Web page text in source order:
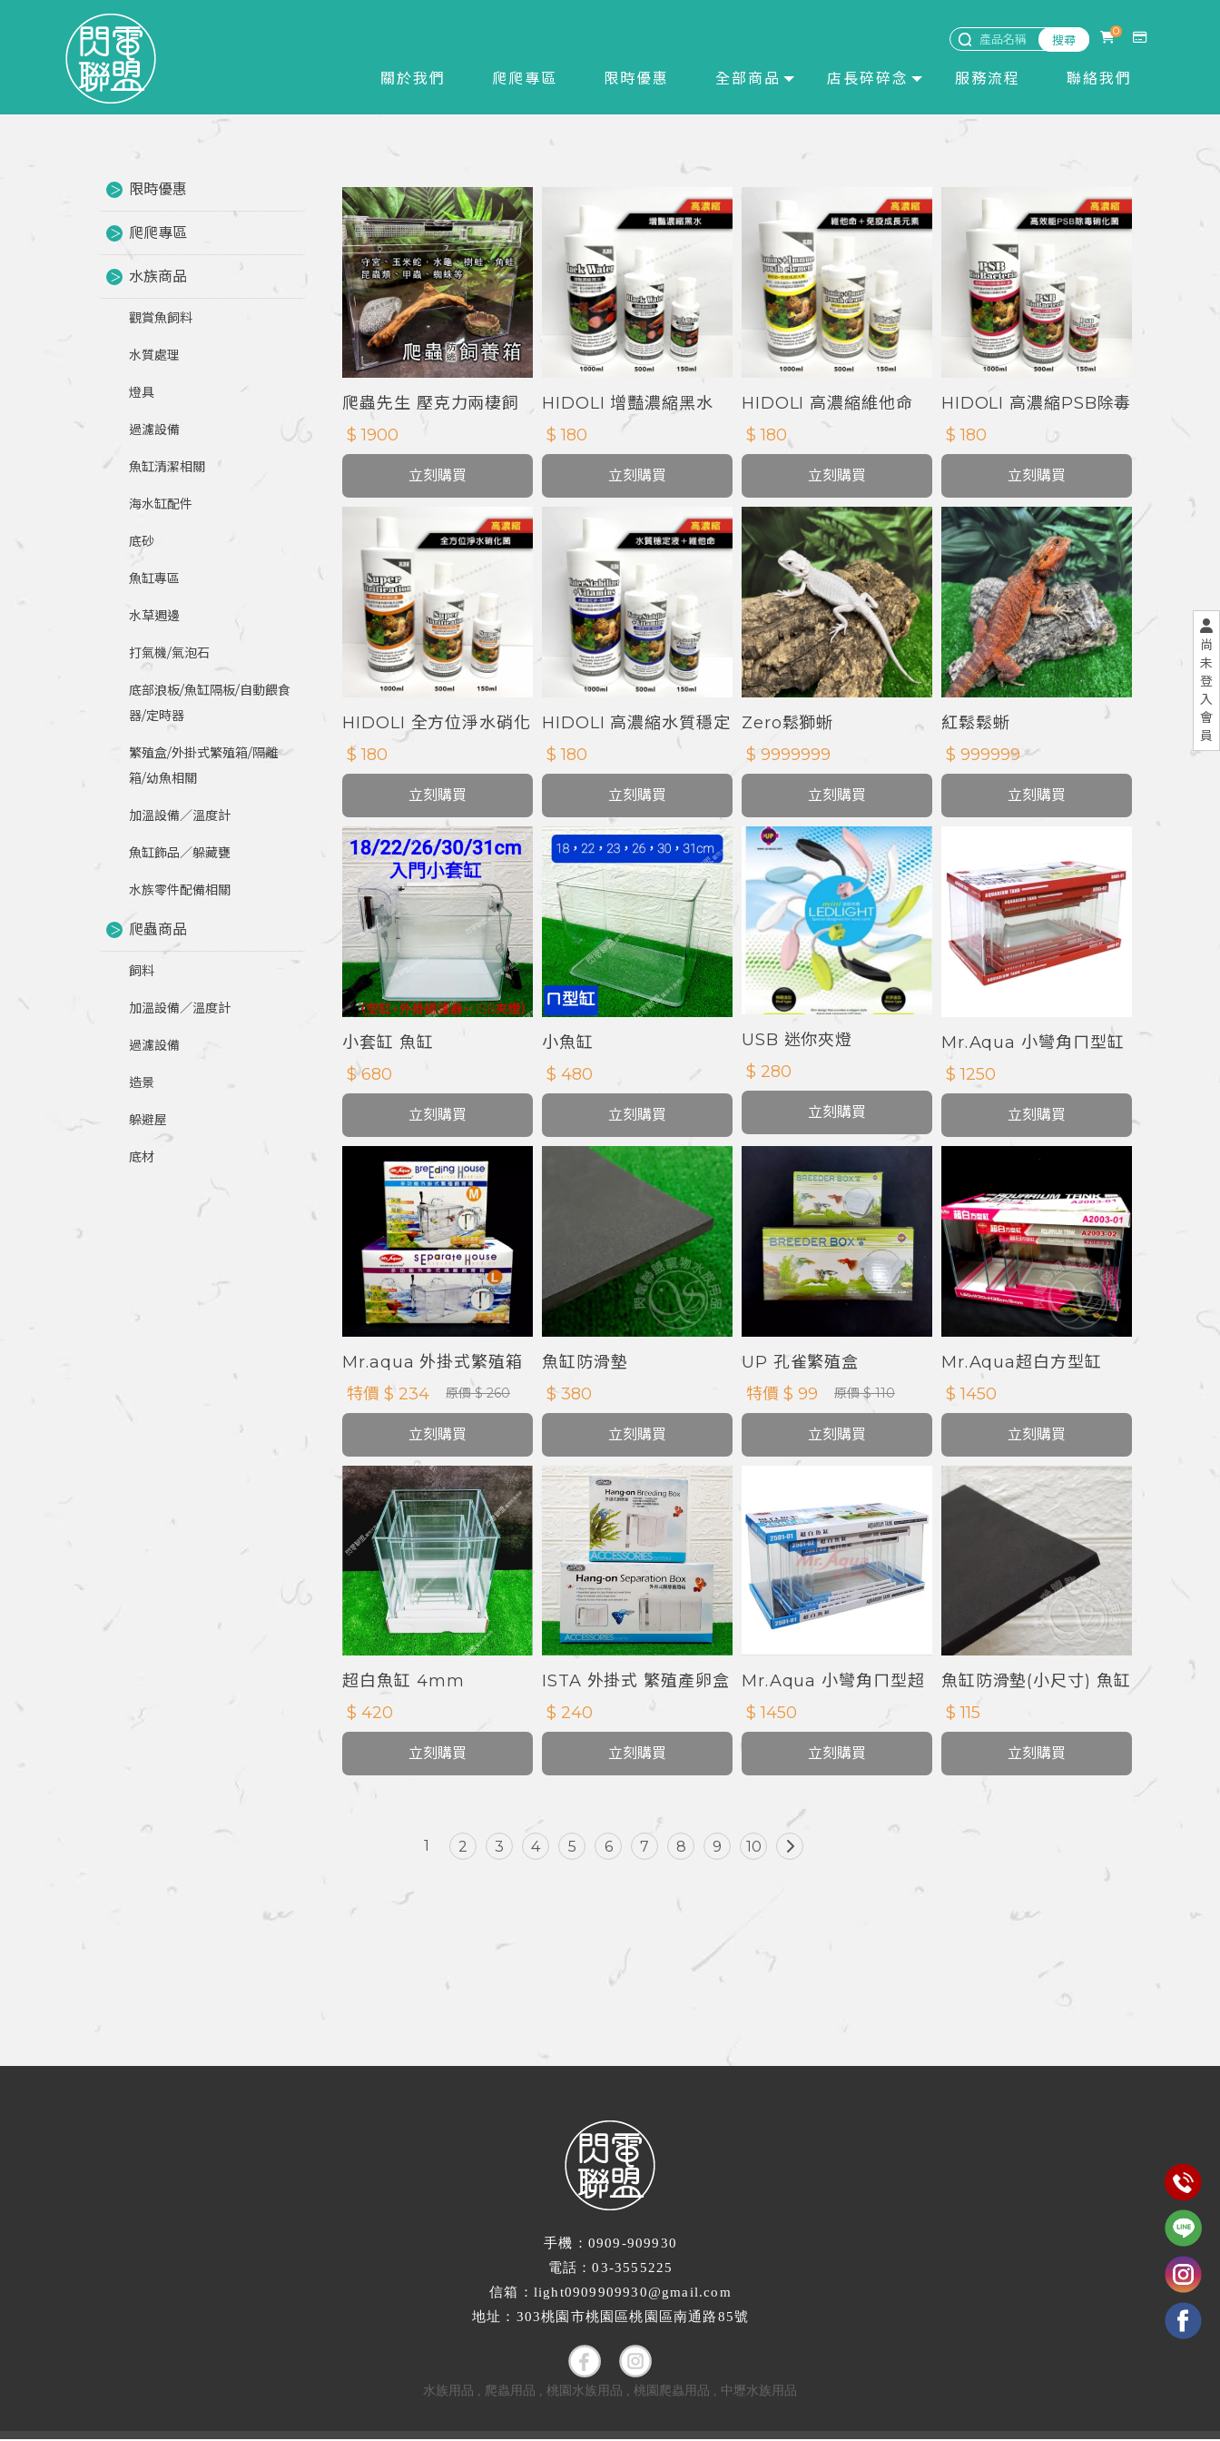
尚
未
登
入
會
員
0
關於我們 爬爬專區 限時優惠 全部商品 店長碎碎念 服務流程 聯絡我們
限時優惠
爬爬專區
水族商品
觀賞魚飼料
水質處理
燈具
過濾設備
魚缸清潔相關
海水缸配件
底砂
魚缸專區
水草週邊
打氣機/氣泡石
底部浪板/魚缸隔板/自動餵食
器/定時器
繁殖盒/外掛式繁殖箱/隔離
箱/幼魚相關
加溫設備／溫度計
魚缸飾品／躲藏甕
水族零件配備相關
爬蟲商品
飼料
加溫設備／溫度計
過濾設備
造景
躲避屋
底材
爬蟲先生 壓克力兩棲飼
養箱 爬蟲箱
$ 1900
立刻購買
HIDOLI 增豔濃縮黑水
$ 180
立刻購買
HIDOLI 高濃縮維他命
+免疫成長元素
$ 180
立刻購買
HIDOLI 高濃縮PSB除毒
硝化菌
$ 180
立刻購買
HIDOLI 全方位淨水硝化
菌
$ 180
立刻購買
HIDOLI 高濃縮水質穩定
液
$ 180
立刻購買
Zero鬆獅蜥
$ 9999999
立刻購買
紅鬆鬆蜥
$ 999999
立刻購買
小套缸 魚缸
$ 680
立刻購買
小魚缸
$ 480
立刻購買
USB 迷你夾燈
$ 280
立刻購買
Mr.Aqua 小彎角ㄇ型缸
$ 1250
立刻購買
Mr.aqua 外掛式繁殖箱
原價 $ 260
特價 $ 234
立刻購買
魚缸防滑墊
$ 380
立刻購買
UP 孔雀繁殖盒
原價 $ 110
特價 $ 99
立刻購買
Mr.Aqua超白方型缸
$ 1450
立刻購買
超白魚缸 4mm
$ 420
立刻購買
ISTA 外掛式 繁殖產卵盒
$ 240
立刻購買
Mr.Aqua 小彎角ㄇ型超
白缸
$ 1450
立刻購買
魚缸防滑墊(小尺寸) 魚缸
軟墊 5mm
$ 115
立刻購買
1 2 3 4 5 6 7 8 9 10
手機：0909-909930
電話：03-3555225
信箱：light0909909930@gmail.com
地址：303桃園市桃園區桃園區南通路85號
水族用品 爬蟲用品 桃園水族用品 桃園爬蟲用品 中壢水族用品